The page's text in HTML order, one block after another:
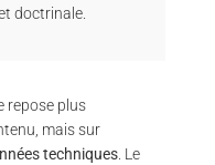
doctrinale.
repose plus
mais sur
techniques. Le